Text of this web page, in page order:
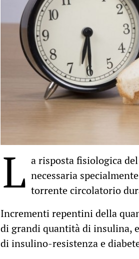
L a risposta fisiologica
necessaria
torrente circolatorio
Incrementi repentini della
di grandi quantità di insulina,
di insulino-resistenza e